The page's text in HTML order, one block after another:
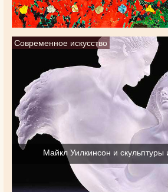
Современное искусство
Майкл Уилкинсон и скульптуры